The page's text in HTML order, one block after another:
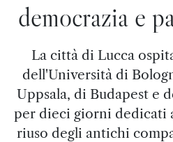
democrazia e
La città di Lucca
dell'Università di
Uppsala, di Budapest e
per dieci giorni dedicati
riuso degli antichi